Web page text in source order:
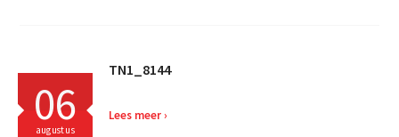
06
augustus
TN1_8144
Lees meer